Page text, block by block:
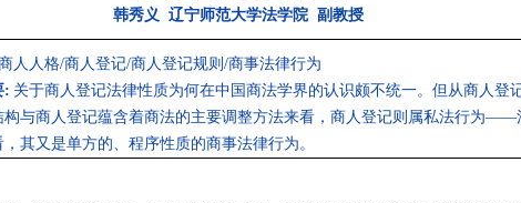
韩秀义 辽宁师范大学法学院 副教授
人人格/商人登记/商人登记规则/商事法律行为
: 关于商人登记法律性质为何在中国商法学界的认识颇不统一。但从商人登
构与商人登记蕴含着商法的主要调整方法来看，商人登记则属私法行为——
，其又是单方的、程序性质的商事法律行为。